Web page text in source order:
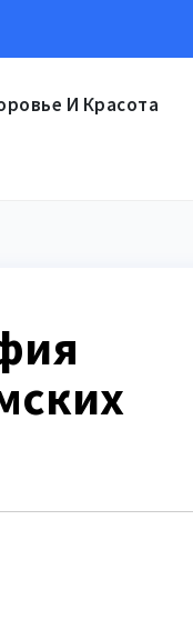
И Красота